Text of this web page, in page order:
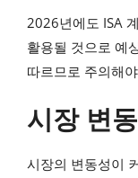
2026년에도 ISA
활용될 것으로 예
따르므로 주의해
시장 변
시장의 변동성이